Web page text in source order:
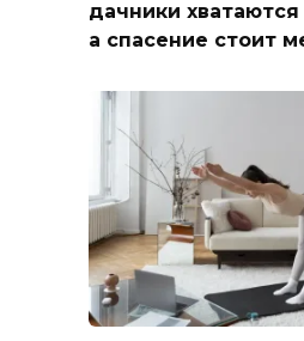
дачники
а спасение стоит